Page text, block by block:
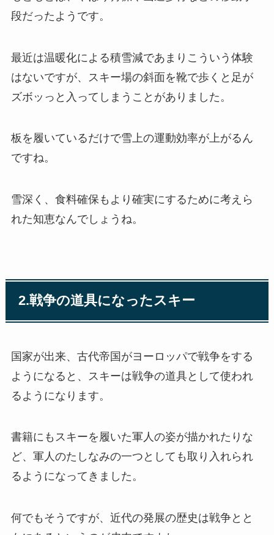
段だったようです。
最近は温暖化による積雪減であまりこういう体験
はないですが、スキー場の斜面を靴で歩くと足が
ズボッっと入ってしまうことがありました。
板を履いているだけで雪上の運動効率が上がるん
ですね。
雪深く、食料確保もより確実にするために考えら
れた知恵なんでしょうね。
2.戦争の道具になったスキー
国家が出来、古代帝国がヨーロッパで戦争をする
ようになると、スキーは戦争の道具として使われ
るようになります。
書籍にもスキーを履いた軍人の姿が描かれたりな
ど、軍人のたしなみの一つとしても取り入れられ
るようになってきました。
何でもそうですが、近代の発展の歴史は戦争とと